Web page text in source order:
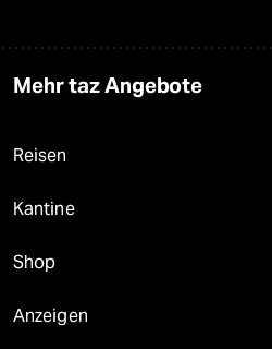
Mehr taz Angebote
Reisen
Kantine
Shop
Anzeigen